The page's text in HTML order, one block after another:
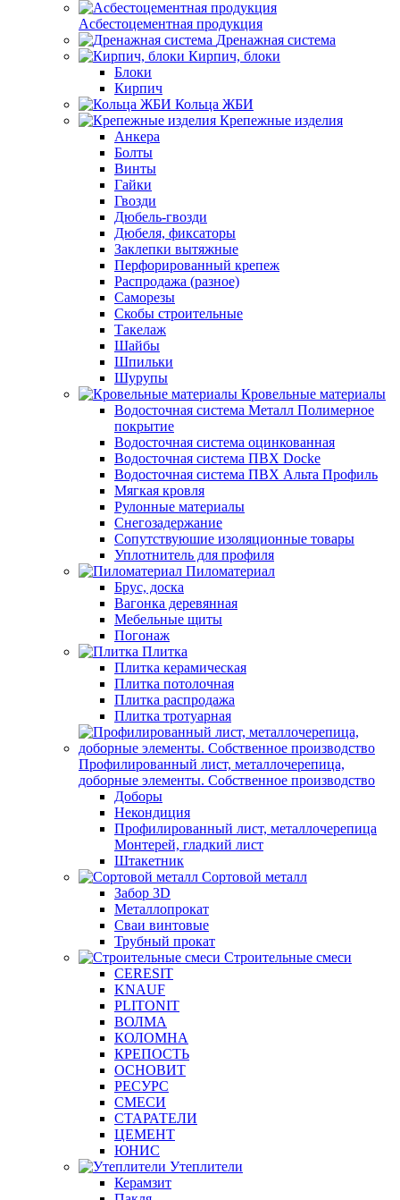
Асбестоцементная продукция
Дренажная система
Кирпич, блоки
Блоки
Кирпич
Кольца ЖБИ
Крепежные изделия
Анкера
Болты
Винты
Гайки
Гвозди
Дюбель-гвозди
Дюбеля, фиксаторы
Заклепки вытяжные
Перфорированный крепеж
Распродажа (разное)
Саморезы
Скобы строительные
Такелаж
Шайбы
Шпильки
Шурупы
Кровельные материалы
Водосточная система Металл Полимерное
покрытие
Водосточная система оцинкованная
Водосточная система ПВХ Docke
Водосточная система ПВХ Альта Профиль
Мягкая кровля
Рулонные материалы
Снегозадержание
Сопутствуюшие изоляционные товары
Уплотнитель для профиля
Пиломатериал
Брус, доска
Вагонка деревянная
Мебельные щиты
Погонаж
Плитка
Плитка керамическая
Плитка потолочная
Плитка распродажа
Плитка тротуарная
Профилированный лист, металлочерепица,
доборные элементы. Собственное производство
Доборы
Некондиция
Профилированный лист, металлочерепица
Монтерей, гладкий лист
Штакетник
Сортовой металл
Забор 3D
Металлопрокат
Сваи винтовые
Трубный прокат
Строительные смеси
CERESIT
KNAUF
PLITONIT
ВОЛМА
КОЛОМНА
КРЕПОСТЬ
ОСНОВИТ
РЕСУРС
СМЕСИ
СТАРАТЕЛИ
ЦЕМЕНТ
ЮНИС
Утеплители
Керамзит